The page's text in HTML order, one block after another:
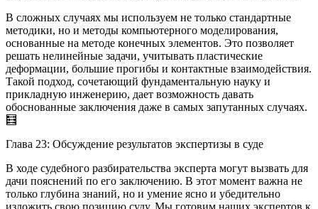
В сложных случаях мы используем не только стандартные
методики, но и методы компьютерного моделирования,
основанные на методе конечных элементов. Это позволяет
решать нелинейные задачи, учитывать пластические
деформации, большие прогибы и контактные взаимодействия.
Такой подход, сочетающий фундаментальную науку и
прикладную инженерию, дает возможность давать
обоснованные заключения даже в самых запутанных случаях.
🧮
Глава 23: Обсуждение результатов экспертизы в суде
В ходе судебного разбирательства эксперта могут вызвать для
дачи пояснений по его заключению. В этот момент важна не
только глубина знаний, но и умение ясно и убедительно
изложить свою позицию суду. Мы готовим наших экспертов к